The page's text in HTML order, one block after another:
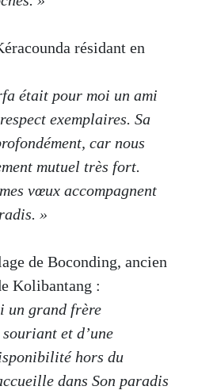
résidant en
était pour moi un ami
exemplaires. Sa
car nous
mutuel très fort.
vœux accompagnent
»
de Boconding, ancien
Kolibantang :
un grand frère
et d’une
hors du
dans Son paradis